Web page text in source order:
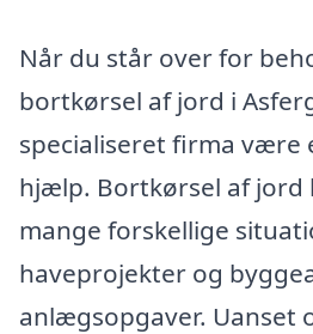
Når du står over for
bortkørsel af jord i
specialiseret firma være
hjælp. Bortkørsel af jord
mange forskellige
haveprojekter og
anlægsopgaver. Uanset